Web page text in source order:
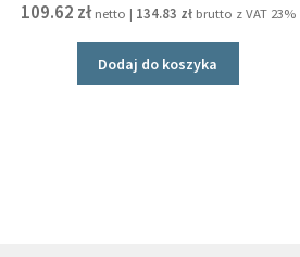
109.62 zł netto | 134.83 złbrutto z VAT 23%
Dodaj do koszyka